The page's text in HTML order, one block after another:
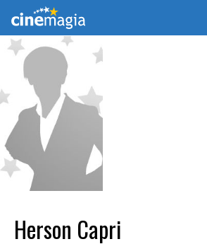
Herson Capri